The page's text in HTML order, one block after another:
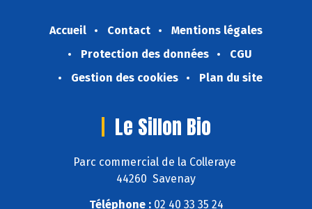
Accueil Contact
Mentions légales
Protection des données
CGU
Gestion des cookies
Plan du site
Le Sillon Bio
Parc commercial de la Colleraye
44260 Savenay
Téléphone :02 40 33 35 24